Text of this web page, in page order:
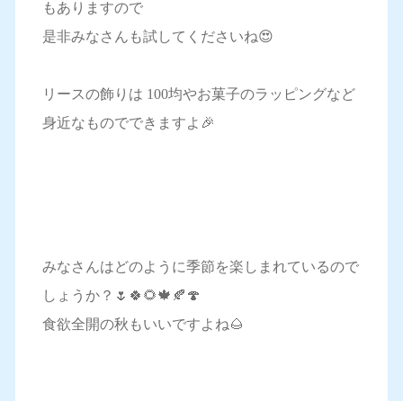
もありますので
是非みなさんも試してくださいね😍
リースの飾りは 100均やお菓子のラッピングなど
身近なものでできますよ🎉
みなさんはどのように季節を楽しまれているので
しょうか？🌷🍀🌻🍁🍂🍄
食欲全開の秋もいいですよね🌰